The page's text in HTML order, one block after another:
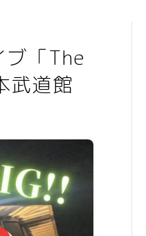
ブ「The
武道館